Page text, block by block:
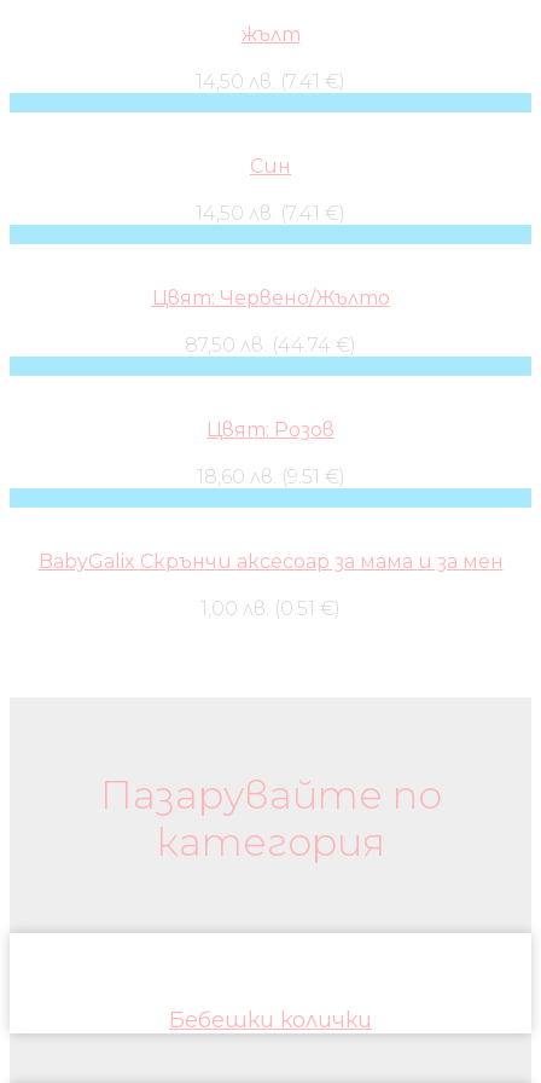
жълт
14,50 лв. (7.41 €)
Син
14,50 лв. (7.41 €)
Цвят: Червено/Жълто
87,50 лв. (44.74 €)
Цвят: Розов
18,60 лв. (9.51 €)
BabyGalix Скрънчи аксесоар за мама и за мен
1,00 лв. (0.51 €)
Пазарувайте по
категория
Бебешки колички